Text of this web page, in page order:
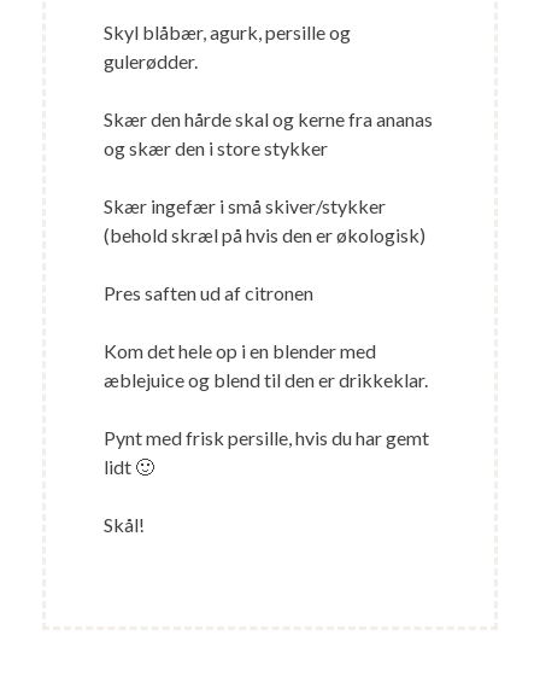
Skyl blåbær, agurk, persille og
gulerødder.
Skær den hårde skal og kerne fra ananas
og skær den i store stykker
Skær ingefær i små skiver/stykker
(behold skræl på hvis den er økologisk)
Pres saften ud af citronen
Kom det hele op i en blender med
æblejuice og blend til den er drikkeklar.
Pynt med frisk persille, hvis du har gemt
lidt 🙂
Skål!